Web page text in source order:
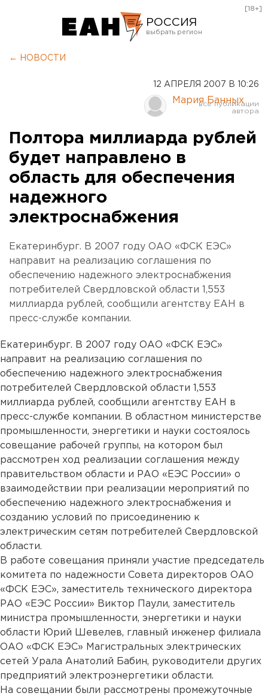
РОССИЯ
Курган
Оренбург
[18+]
← НОВОСТИ
12 АПРЕЛЯ 2007 В 10:26
Мария Банных
Полтора миллиарда рублей
будет направлено в
область для обеспечения
надежного
электроснабжения
Екатеринбург. В 2007 году ОАО «ФСК ЕЭС»
направит на реализацию соглашения по
обеспечению надежного электроснабжения
потребителей Свердловской области 1,553
миллиарда рублей, сообщили агентству ЕАН в
пресс-службе компании.
Екатеринбург. В 2007 году ОАО «ФСК ЕЭС»
направит на реализацию соглашения по
обеспечению надежного электроснабжения
потребителей Свердловской области 1,553
миллиарда рублей, сообщили агентству ЕАН в
пресс-службе компании. В областном министерстве
промышленности, энергетики и науки состоялось
совещание рабочей группы, на котором был
рассмотрен ход реализации соглашения между
правительством области и РАО «ЕЭС России» о
взаимодействии при реализации мероприятий по
обеспечению надежного электроснабжения и
созданию условий по присоединению к
электрическим сетям потребителей Свердловской
области.
В работе совещания приняли участие председатель
комитета по надежности Совета директоров ОАО
«ФСК ЕЭС», заместитель технического директора
РАО «ЕЭС России» Виктор Паули, заместитель
министра промышленности, энергетики и науки
области Юрий Шевелев, главный инженер филиала
ОАО «ФСК ЕЭС» Магистральных электрических
сетей Урала Анатолий Бабин, руководители других
предприятий электроэнергетики области.
На совещании были рассмотрены промежуточные